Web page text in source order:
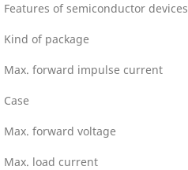
Features of semiconductor devices
Kind of package
Max. forward impulse current
Case
Max. forward voltage
Max. load current